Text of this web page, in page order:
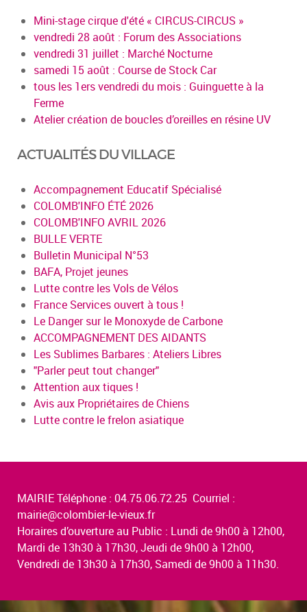
Mini-stage cirque d'été « CIRCUS-CIRCUS »
vendredi 28 août : Forum des Associations
vendredi 31 juillet : Marché Nocturne
samedi 15 août : Course de Stock Car
tous les 1ers vendredi du mois : Guinguette à la
Ferme
Atelier création de boucles d’oreilles en résine UV
ACTUALITÉS DU VILLAGE
Accompagnement Educatif Spécialisé
COLOMB'INFO ÉTÉ 2026
COLOMB'INFO AVRIL 2026
BULLE VERTE
Bulletin Municipal N°53
BAFA, Projet jeunes
Lutte contre les Vols de Vélos
France Services ouvert à tous !
Le Danger sur le Monoxyde de Carbone
ACCOMPAGNEMENT DES AIDANTS
Les Sublimes Barbares : Ateliers Libres
"Parler peut tout changer"
Attention aux tiques !
Avis aux Propriétaires de Chiens
Lutte contre le frelon asiatique
MAIRIE Téléphone : 04.75.06.72.25 Courriel :
mairie@colombier-le-vieux.fr
Horaires d’ouverture au Public : Lundi de 9h00 à 12h00,
Mardi de 13h30 à 17h30, Jeudi de 9h00 à 12h00,
Vendredi de 13h30 à 17h30, Samedi de 9h00 à 11h30.